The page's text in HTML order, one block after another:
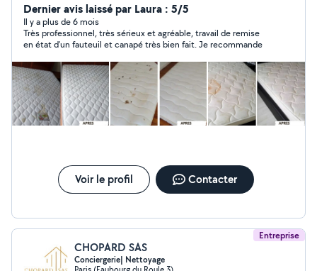
vous avez besoin de services de nettoyage, mon équipe
et moi-même serions ravis de répondre à vos besoins.
Quelques chiffres : 68 canapés / 42 tapis/moquettes /
27 matelas / 31 voitures / 6 terrasses en seulement 1 an
et ce n'est que le début car notre priorité est votre
satisfaction. Sans frais de déplacement dans toute l'île
de France. Compte insta : prime_proprete Compte
TikTok : @prime_proprete
Dernier avis laissé par Laura : 5/5
Il y a plus de 6 mois
Très professionnel, très sérieux et agréable, travail de remise
en état d’un fauteuil et canapé très bien fait. Je recommande
Voir le profil Contacter
Entreprise
CHOPARD SAS
Conciergerie| Nettoyage